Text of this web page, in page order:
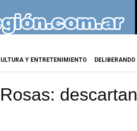
Y ENTRETENIMIENTO DELIBERANDO
descartan